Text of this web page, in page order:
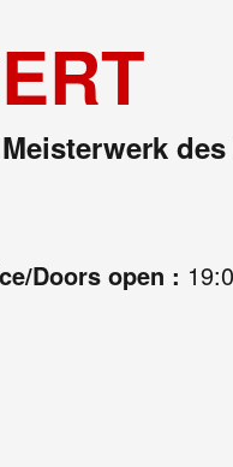
Doors open :